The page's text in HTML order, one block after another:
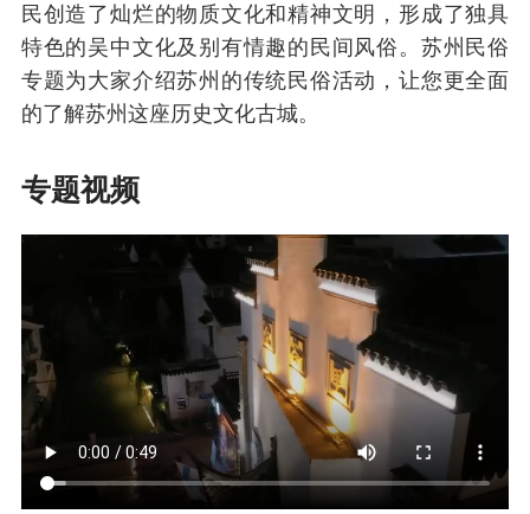
民创造了灿烂的物质文化和精神文明，形成了独具
特色的吴中文化及别有情趣的民间风俗。苏州民俗
专题为大家介绍苏州的传统民俗活动，让您更全面
的了解苏州这座历史文化古城。
专题视频